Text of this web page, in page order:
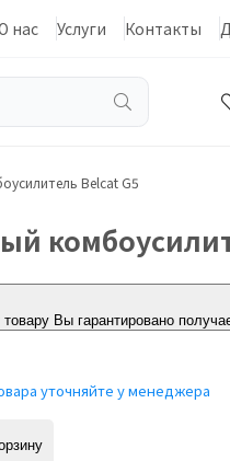
нас Услуги Контакты
Belcat G5
товару Вы гарантировано
уточняйте у менеджера